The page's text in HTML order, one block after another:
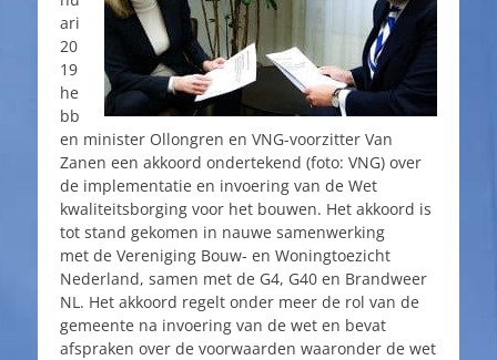
ari
20
19
he
bb
en minister Ollongren en VNG-voorzitter Van
Zanen een akkoord ondertekend (foto: VNG) over
de implementatie en invoering van de Wet
kwaliteitsborging voor het bouwen. Het akkoord is
tot stand gekomen in nauwe samenwerking
met de Vereniging Bouw- en Woningtoezicht
Nederland, samen met de G4, G40 en Brandweer
NL. Het akkoord regelt onder meer de rol van de
gemeente na invoering van de wet en bevat
afspraken over de voorwaarden waaronder de wet